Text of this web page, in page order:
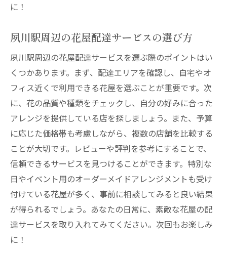
夙川駅周辺の花屋のオンライン配達の使い
夙川駅の花屋でオンライン配達サービスを
活用するコツ
オンライン配達で楽しむ夙川駅周辺の花々
夙川駅周辺の花屋でオンライン配達サービ
スを利用する利点
夙川駅の花屋でオンライン配達をスムーズ
に使う方法
夙川駅周辺の花屋が提供する魅力的な配達サー
ビス
夙川駅周辺の花屋が提供する多様な配達サ
ービス
に！
夙川駅周辺の花屋配達サービスの選び方
夙川駅周辺の花屋配達サービスを選ぶ際のポイントはい
くつかあります。まず、配達エリアを確認し、自宅やオ
フィス近くで利用できる花屋を選ぶことが重要です。次
に、花の品質や種類をチェックし、自分の好みに合った
アレンジを提供している店を探しましょう。また、予算
に応じた価格帯も考慮しながら、複数の店舗を比較する
ことが大切です。レビューや評判を参考にすることで、
信頼できるサービスを見つけることができます。特別な
日やイベント用のオーダーメイドアレンジメントも受け
付けている花屋が多く、事前に相談してみると良い結果
が得られるでしょう。あなたの日常に、素敵な花屋の配
達サービスを取り入れてみてください。次回もお楽しみ
に！